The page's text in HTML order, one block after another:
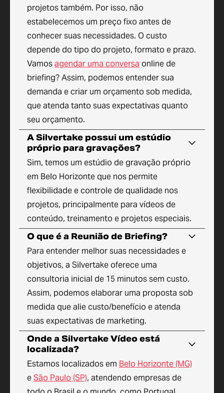
projetos também. Por isso, não
estabelecemos um preço fixo antes de
conhecer suas necessidades. O custo
depende do tipo do projeto, formato e prazo.
Vamosagendar uma conversa online de
briefing? Assim, podemos entender sua
demanda e criar um orçamento sob medida,
que atenda tanto suas expectativas quanto
seu orçamento.
A Silvertake possui um estúdio
próprio para gravações?
Sim, temos um estúdio de gravação próprio
em Belo Horizonte que nos permite
flexibilidade e controle de qualidade nos
projetos, principalmente para vídeos de
conteúdo, treinamento e projetos especiais.
O que é a Reunião de Briefing?
Para entender melhor suas necessidades e
objetivos, a Silvertake oferece uma
consultoria inicial de 15 minutos sem custo.
Assim, podemos elaborar uma proposta sob
medida que alie custo/benefício e atenda
suas expectativas de marketing.
Onde a Silvertake Vídeo está
localizada?
Estamos localizados em Belo Horizonte (MG)
eSão Paulo (SP), atendendo empresas de